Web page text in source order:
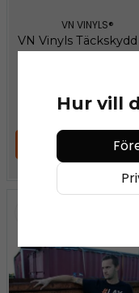
VN VINYLS®
VN Vinyls
298 kr/ styck
LÄGG I
Hur vill